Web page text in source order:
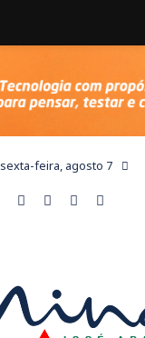
sexta-feira, agosto 7